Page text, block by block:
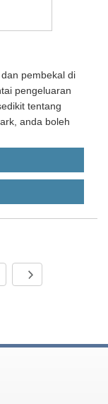
pembekal di
pengeluaran
tentang
anda boleh